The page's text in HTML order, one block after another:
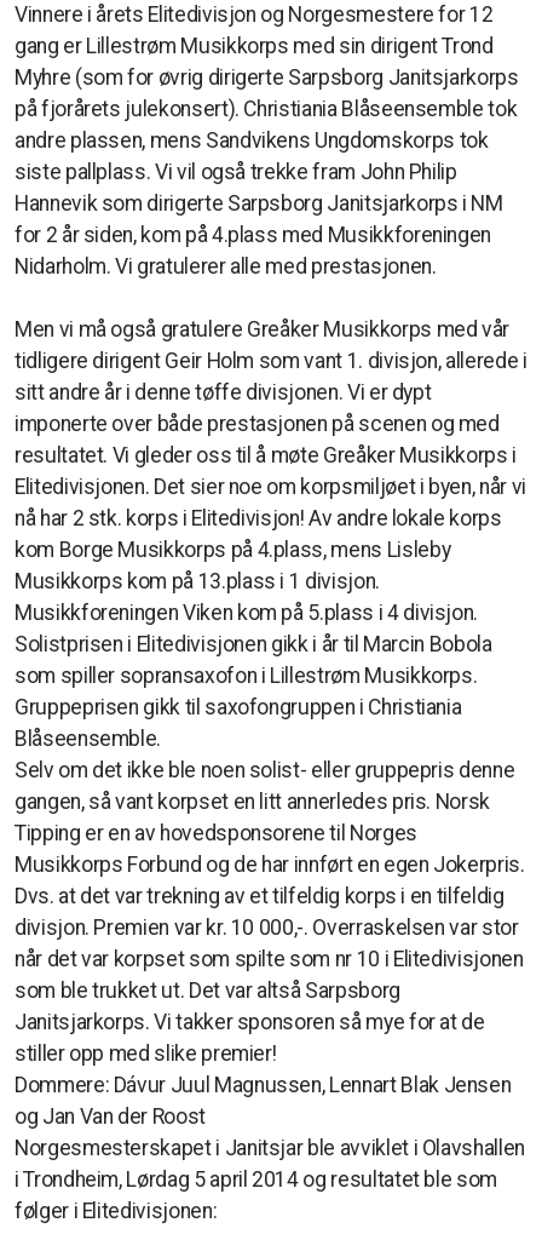
Vinnere i årets Elitedivisjon og Norgesmestere for 12
gang er Lillestrøm Musikkorps med sin dirigent Trond
Myhre (som for øvrig dirigerte Sarpsborg Janitsjarkorps
på fjorårets julekonsert). Christiania Blåseensemble tok
andre plassen, mens Sandvikens Ungdomskorps tok
siste pallplass. Vi vil også trekke fram John Philip
Hannevik som dirigerte Sarpsborg Janitsjarkorps i NM
for 2 år siden, kom på 4.plass med Musikkforeningen
Nidarholm. Vi gratulerer alle med prestasjonen.
Men vi må også gratulere Greåker Musikkorps med vår
tidligere dirigent Geir Holm som vant 1. divisjon, allerede i
sitt andre år i denne tøffe divisjonen. Vi er dypt
imponerte over både prestasjonen på scenen og med
resultatet. Vi gleder oss til å møte Greåker Musikkorps i
Elitedivisjonen. Det sier noe om korpsmiljøet i byen, når vi
nå har 2 stk. korps i Elitedivisjon! Av andre lokale korps
kom Borge Musikkorps på 4.plass, mens Lisleby
Musikkorps kom på 13.plass i 1 divisjon.
Musikkforeningen Viken kom på 5.plass i 4 divisjon.
Solistprisen i Elitedivisjonen gikk i år til Marcin Bobola
som spiller sopransaxofon i Lillestrøm Musikkorps.
Gruppeprisen gikk til saxofongruppen i Christiania
Blåseensemble.
Selv om det ikke ble noen solist- eller gruppepris denne
gangen, så vant korpset en litt annerledes pris. Norsk
Tipping er en av hovedsponsorene til Norges
Musikkorps Forbund og de har innført en egen Jokerpris.
Dvs. at det var trekning av et tilfeldig korps i en tilfeldig
divisjon. Premien var kr. 10 000,-. Overraskelsen var stor
når det var korpset som spilte som nr 10 i Elitedivisjonen
som ble trukket ut. Det var altså Sarpsborg
Janitsjarkorps. Vi takker sponsoren så mye for at de
stiller opp med slike premier!
Dommere: Dávur Juul Magnussen, Lennart Blak Jensen
og Jan Van der Roost
Norgesmesterskapet i Janitsjar ble avviklet i Olavshallen
i Trondheim, Lørdag 5 april 2014 og resultatet ble som
følger i Elitedivisjonen: